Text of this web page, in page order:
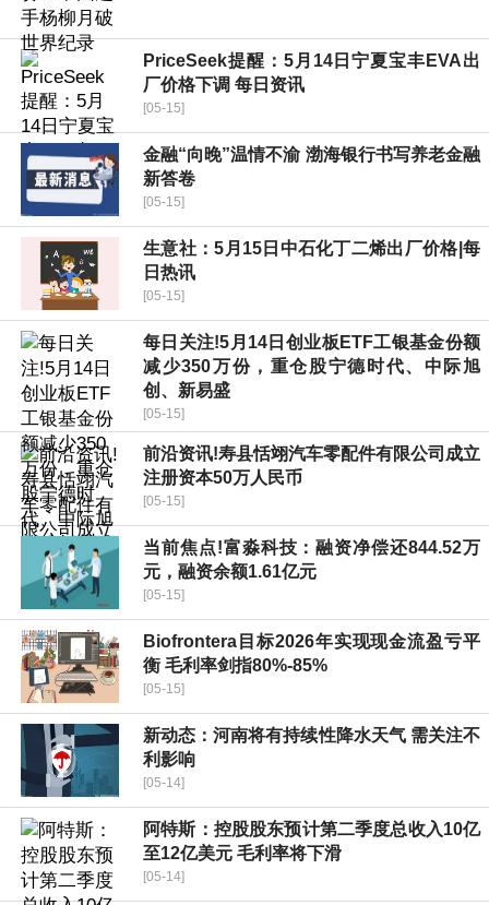
PriceSeek提醒：5月14日宁夏宝丰EVA出
厂价格下调 每日资讯
[05-15]
金融“向晚”温情不渝 渤海银行书写养老金融
新答卷
[05-15]
生意社：5月15日中石化丁二烯出厂价格|每
日热讯
[05-15]
每日关注!5月14日创业板ETF工银基金份额
减少350万份，重仓股宁德时代、中际旭
创、新易盛
[05-15]
前沿资讯!寿县恬翊汽车零配件有限公司成立
注册资本50万人民币
[05-15]
当前焦点!富淼科技：融资净偿还844.52万
元，融资余额1.61亿元
[05-15]
Biofrontera目标2026年实现现金流盈亏平
衡 毛利率剑指80%-85%
[05-15]
新动态：河南将有持续性降水天气 需关注不
利影响
[05-14]
阿特斯：控股股东预计第二季度总收入10亿
至12亿美元 毛利率将下滑
[05-14]